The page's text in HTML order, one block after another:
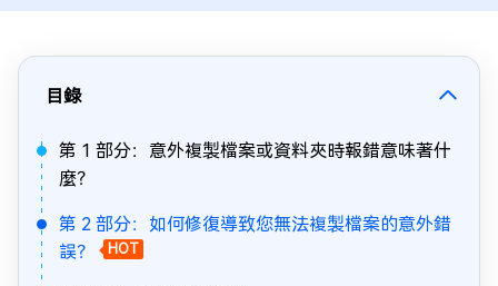
目錄
第 1 部分：意外複製檔案或資料夾時報錯意味著什
麼？
第 2 部分：如何修復導致您無法複製檔案的意外錯
誤？
HOT